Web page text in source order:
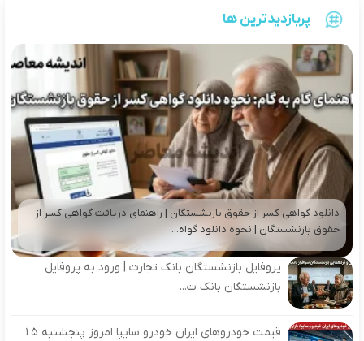
پربازدیدترین ها
دانلود گواهی کسر از حقوق بازنشستگان | راهنمای دریافت گواهی کسر از
حقوق بازنشستگان | نحوه دانلود گواه...
پروفایل بازنشستگان بانک تجارت | ورود به پروفایل
بازنشستگان بانک ت...
قیمت خودروهای ایران خودرو سایپا امروز پنجشنبه 15